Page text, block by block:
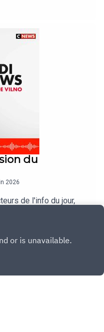
du
2026
de l'info du jour,